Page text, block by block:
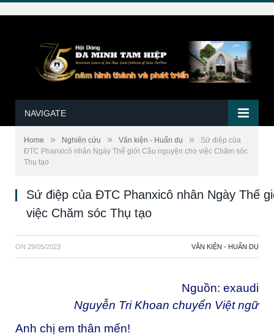
NAVIGATE
Home » Nghiên cứu » Văn kiện - Huấn dụ »
Sứ điệp của
ĐTC Phanxicô nhân Ngày Thế giới Cầu nguyện cho việc Chăm sóc
Thụ tạo
Sứ điệp của ĐTC Phanxicô nhân Ngày Thế
việc Chăm sóc Thụ tạo
ON 29/05/2023 VĂN KIỆN - HUẤN DỤ
Nguồn: exaudi
Nguyễn Tri Khoan chuyển Việt ngữ
Anh chị em thân mến!